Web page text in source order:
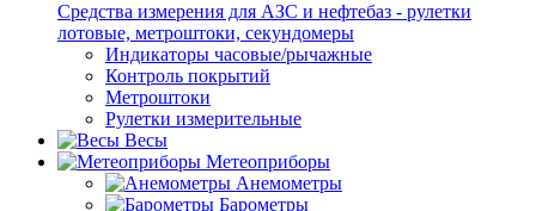
Средства измерения для АЗС и нефтебаз - рулетки
лотовые, метроштоки, секундомеры
Индикаторы часовые/рычажные
Контроль покрытий
Метроштоки
Рулетки измерительные
Весы
Метеоприборы
Анемометры
Барометры